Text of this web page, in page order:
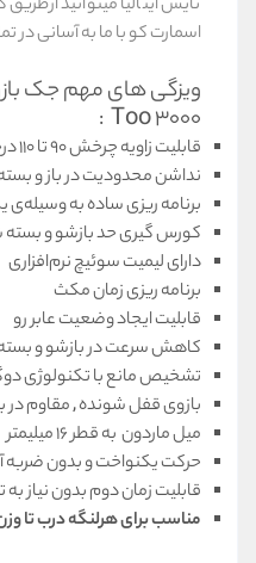
نایس ایتالیا میتوانید
اسمارت کو با ما به آسانی در
Too 3000 :
قابليت زاويه چرخش 90 تا 110 درجه
نداشن محدوديت در باز و
برنامه ریزی ساده به وسیله‌ی
کورس گیری حد بازشو و
دارای لیمیت سوئیچ نرم‌افزاری
برنامه ریزی زمان مکث
قابلیت ایجاد وضعیت عابر رو
کاهش سرعت در بازشو و
تشخیص مانع با تکنولوژی
بازوی قفل شونده , مقاوم در
میل ماردون به قطر 16 میلیمتر
حرکت یکنواخت و بدون ضربه
قابليت زمان دوم بدون نياز
مناسب برای هرلنگه درب تا وزن 300 کیلوگرم و عرض 3